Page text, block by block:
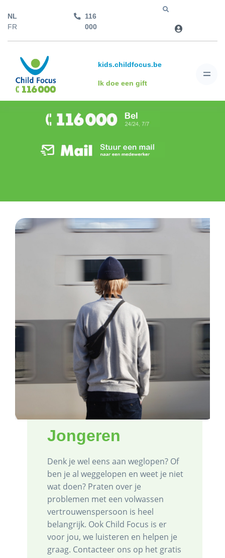
NL
FR
116
000
kids.childfocus.be
Ik doe een gift
Jongeren
Denk je wel eens aan weglopen? Of
ben je al weggelopen en weet je niet
wat doen? Praten over je
problemen met een volwassen
vertrouwenspersoon is heel
belangrijk. Ook Child Focus is er
voor jou, we luisteren en helpen je
graag. Contacteer ons op het gratis